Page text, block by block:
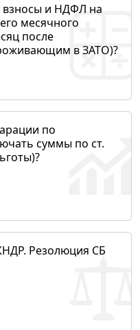
взносы и НДФЛ на
месячного
после
в ЗАТО)?
по
суммы по ст.
Резолюция СБ